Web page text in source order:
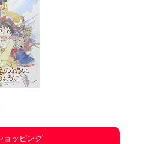
ョッピング